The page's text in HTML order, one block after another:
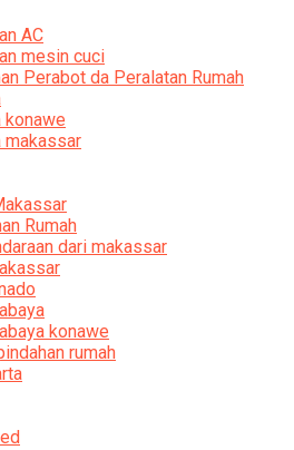
AC
mesin cuci
Perabot da Peralatan Rumah
Rumah
dari makassar
konawe
rumah